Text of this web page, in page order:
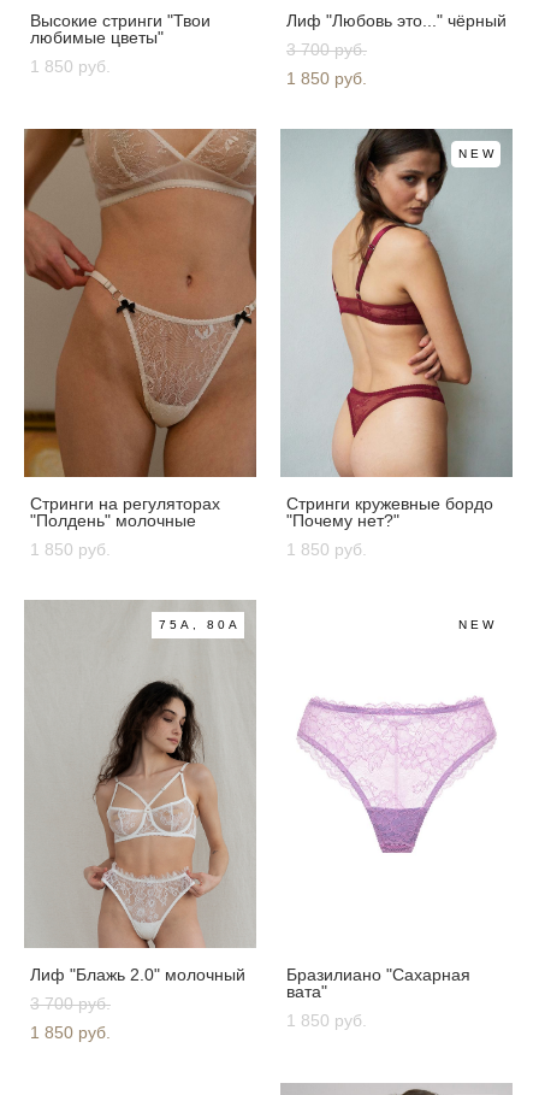
Высокие стринги "Твои
любимые цветы"
1 850 pуб.
Лиф "Любовь это..." чёрный
3 700 pуб.
1 850 pуб.
Стринги на регуляторах
"Полдень" молочные
1 850 pуб.
NEW
Стринги кружевные бордо
"Почему нет?"
1 850 pуб.
75A, 80A
Лиф "Блажь 2.0" молочный
3 700 pуб.
1 850 pуб.
NEW
Бразилиано "Сахарная
вата"
1 850 pуб.